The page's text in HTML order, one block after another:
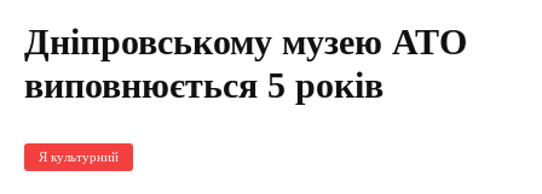
Дніпровському музею АТО
виповнюється 5 років
Я культурний